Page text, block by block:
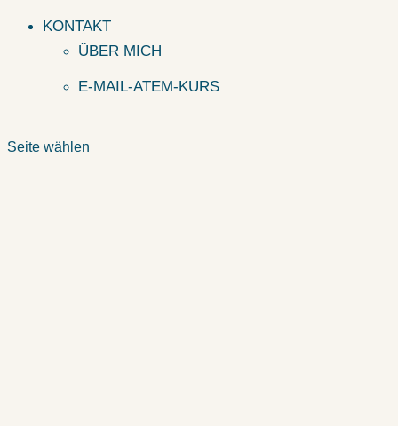
KONTAKT
ÜBER MICH
E-MAIL-ATEM-KURS
Seite wählen